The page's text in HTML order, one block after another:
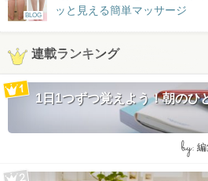
BLOG
ッと見える簡単マッサージ
連載ランキング
1日1つずつ覚えよう！朝のひ
by: 編